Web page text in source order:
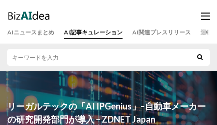
AIニュースまとめ AI記事キュレーション AI関連プレスリリース 運営
リーガルテックの「AI IPGenius」–自動車メーカー
の研究開発部門が導入 – ZDNET Japan